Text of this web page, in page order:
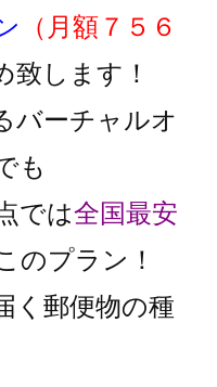
（月額７５６
致します！
バーチャルオ
も
では全国最安
のプラン！
く郵便物の種